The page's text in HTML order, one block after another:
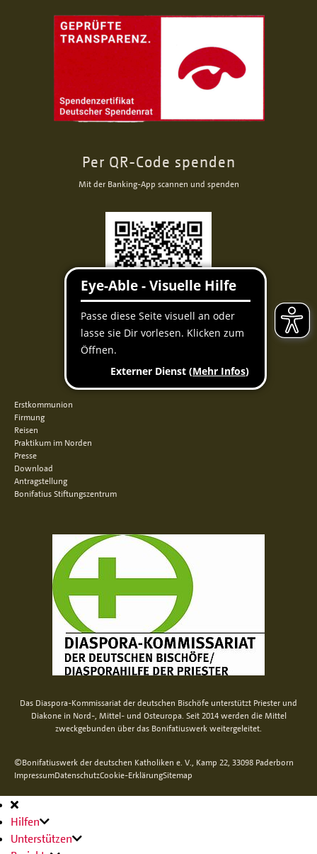
Per QR-Code spenden
Mit der Banking-App scannen und spenden
QUICKLINKS
Erstkommunion
Firmung
Reisen
Praktikum im Norden
Presse
Download
Antragstellung
Bonifatius Stiftungszentrum
Das Diaspora-Kommissariat der deutschen Bischöfe unterstützt Priester und
Diakone in Nord-, Mittel- und Osteuropa. Seit 2014 werden die Mittel
zweckgebunden über das Bonifatiuswerk weitergeleitet.
©Bonifatiuswerk der deutschen Katholiken e. V., Kamp 22, 33098 Paderborn
ImpressumDatenschutzCookie-ErklärungSitemap
Hauptnavigation
Hilfen
Unterstützen